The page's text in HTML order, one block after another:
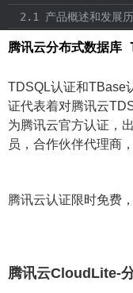
2.1 产品概述和发展
2.2 核心特性
3. TBase 数据库生态
3.1 生态环境
3.2 安装部署
5. TBase 集群架构
5.3 高可用架构
腾讯云分布式数据
TDSQL认证和TBase
证代表着对腾讯云
为腾讯云官方认证，
员，合作伙伴代理商
腾讯云认证限时免费
腾讯云CloudLite-